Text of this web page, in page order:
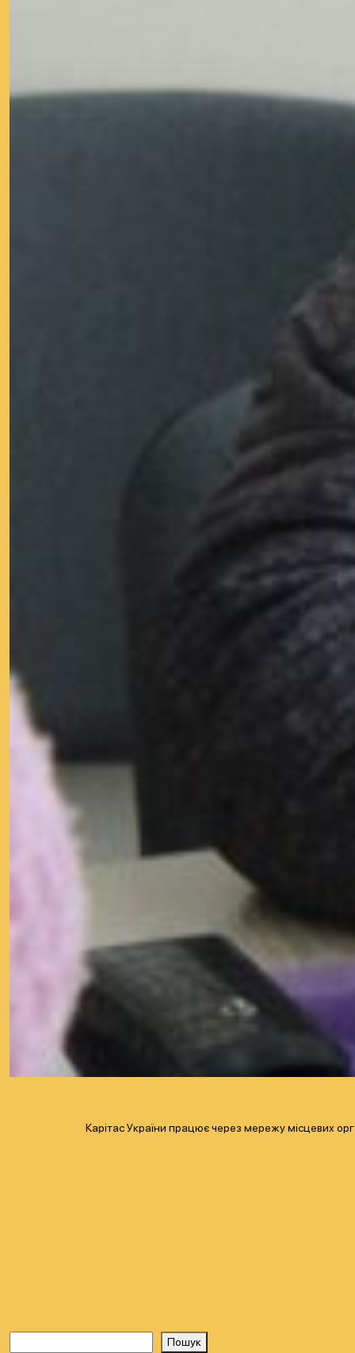
Карітас України працює через мережу місцевих
Пошук